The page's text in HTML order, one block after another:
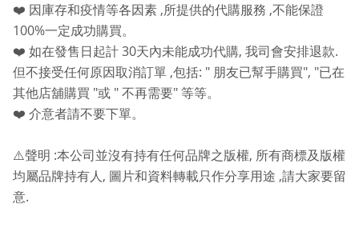
❤️ 因庫存和疫情等各因素 ,所提供的代購服務 ,不能保證
100%一定成功購買。
❤️ 如在發售日起計 30天內未能成功代購, 我司會安排退款.
但不接受任何原因取消訂單 ,包括: " 朋友已幫手購買", "已在
其他店舖購買 "或 " 不再需要" 等等。
❤️ 介意者請不要下單。
⚠️聲明 :本公司並沒有持有任何品牌之版權, 所有商標及版權
均屬品牌持有人 , 圖片和資料轉載只作分享用途 ,請大家要留
意.